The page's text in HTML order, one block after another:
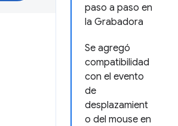
paso a paso en
la Grabadora
Se agregó
compatibilidad
con el evento
de
desplazamient
o del mouse en